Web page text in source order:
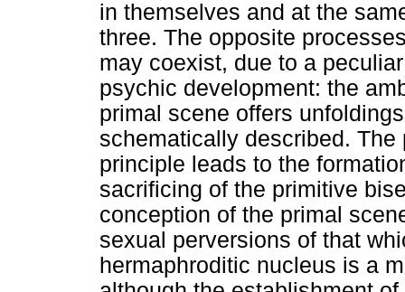
in themselves and at the
three. The opposite
may coexist, due to a
psychic development: the
primal scene offers
schematically described.
principle leads to the
sacrificing of the primitive
conception of the primal
sexual perversions of that
hermaphroditic nucleus is a